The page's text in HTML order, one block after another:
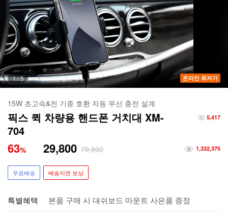
1/5 온라인 최저가
15W 초고속&전 기종 호환 자동 무선 충전 설계
픽스 퀵 차량용 핸드폰 거치대 XM-
704
5,417
63% 29,800 79,800 1,332,375
무료배송 배송지연 보상
특별혜택 본품 구매 시 대쉬보드 마운트 사은품 증정